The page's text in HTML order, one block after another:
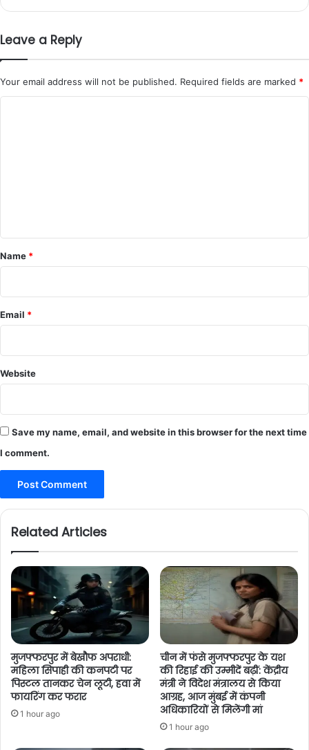
Leave a Reply
Your email address will not be published. Required fields are marked *
*
Name *
Email *
Website
Save my name, email, and website in this browser for the next time
I comment.
Related Articles
मुजफ्फरपुर में बेखौफ अपराधी:
महिला सिपाही की कनपटी पर
पिस्टल तानकर चेन लूटी, हवा में
फायरिंग कर फरार
1 hour ago
चीन में फंसे मुजफ्फरपुर के यश
की रिहाई की उम्मीदें बढ़ीं: केंद्रीय
मंत्री ने विदेश मंत्रालय से किया
आग्रह, आज मुंबई में कंपनी
अधिकारियों से मिलेंगी मां
1 hour ago